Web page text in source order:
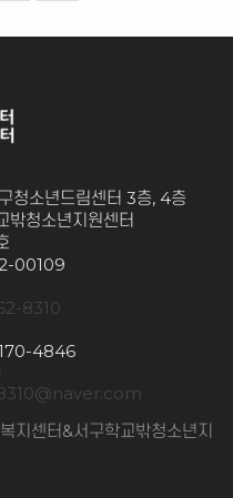
청소년드림센터 3층, 4층
밖청소년지원센터
00109
8310
4846
지센터&서구학교밖청소년지